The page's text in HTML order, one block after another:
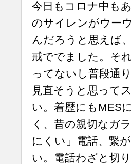
今日もコロナ中も
のサイレンがウー
んだろうと思えば
戒ででました。そ
ってないし普段通
見直そうと思って
い。着歴にもMES
く、昔の親切なガ
にくい」電話、繋
い。電話わざと切